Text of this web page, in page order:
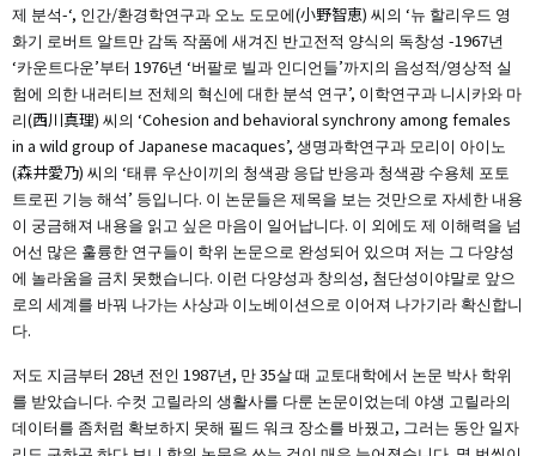
제 분석-‘, 인간/환경학연구과 오노 도모에(小野智恵) 씨의 ‘뉴 할리우드 영
화기 로버트 알트만 감독 작품에 새겨진 반고전적 양식의 독창성 -1967년
‘카운트다운’부터 1976년 ‘버팔로 빌과 인디언들’까지의 음성적/영상적 실
험에 의한 내러티브 전체의 혁신에 대한 분석 연구’, 이학연구과 니시카와 마
리(西川真理) 씨의 ‘Cohesion and behavioral synchrony among females
in a wild group of Japanese macaques’, 생명과학연구과 모리이 아이노
(森井愛乃) 씨의 ‘태류 우산이끼의 청색광 응답 반응과 청색광 수용체 포토
트로핀 기능 해석’ 등입니다. 이 논문들은 제목을 보는 것만으로 자세한 내용
이 궁금해져 내용을 읽고 싶은 마음이 일어납니다. 이 외에도 제 이해력을 넘
어선 많은 훌륭한 연구들이 학위 논문으로 완성되어 있으며 저는 그 다양성
에 놀라움을 금치 못했습니다. 이런 다양성과 창의성, 첨단성이야말로 앞으
로의 세계를 바꿔 나가는 사상과 이노베이션으로 이어져 나가기라 확신합니
다.
저도 지금부터 28년 전인 1987년, 만 35살 때 교토대학에서 논문 박사 학위
를 받았습니다. 수컷 고릴라의 생활사를 다룬 논문이었는데 야생 고릴라의
데이터를 좀처럼 확보하지 못해 필드 워크 장소를 바꿨고, 그러는 동안 일자